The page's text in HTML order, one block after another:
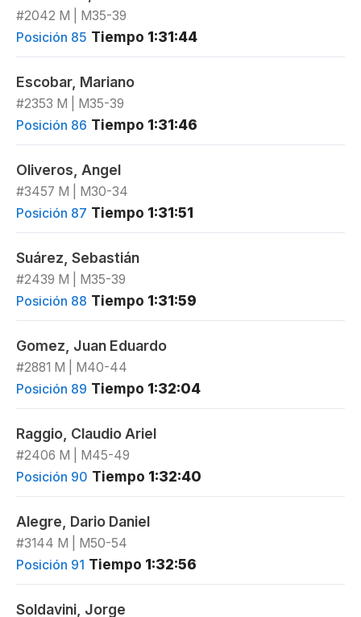
#2042 M | M35-39
Posición 85 Tiempo 1:31:44
Escobar, Mariano
#2353 M | M35-39
Posición 86 Tiempo 1:31:46
Oliveros, Angel
#3457 M | M30-34
Posición 87 Tiempo 1:31:51
Suárez, Sebastián
#2439 M | M35-39
Posición 88 Tiempo 1:31:59
Gomez, Juan Eduardo
#2881 M | M40-44
Posición 89 Tiempo 1:32:04
Raggio, Claudio Ariel
#2406 M | M45-49
Posición 90 Tiempo 1:32:40
Alegre, Dario Daniel
#3144 M | M50-54
Posición 91 Tiempo 1:32:56
Soldavini, Jorge